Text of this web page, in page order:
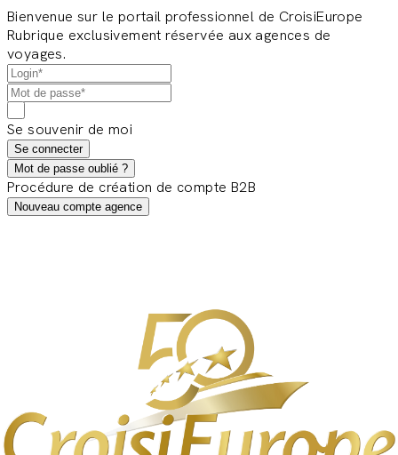
Bienvenue sur le portail professionnel de CroisiEurope
Rubrique exclusivement réservée aux agences de
voyages.
Se souvenir de moi
Se connecter
Mot de passe oublié ?
Procédure de création de compte B2B
Nouveau compte agence